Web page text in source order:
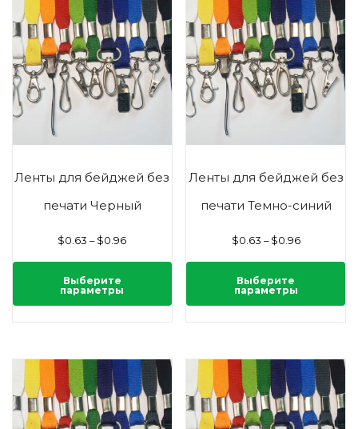
Ленты для бейджей без
печати Черный
$0.63 – $0.96
Выберите
параметры
Ленты для бейджей без
печати Темно-синий
$0.63 – $0.96
Выберите
параметры